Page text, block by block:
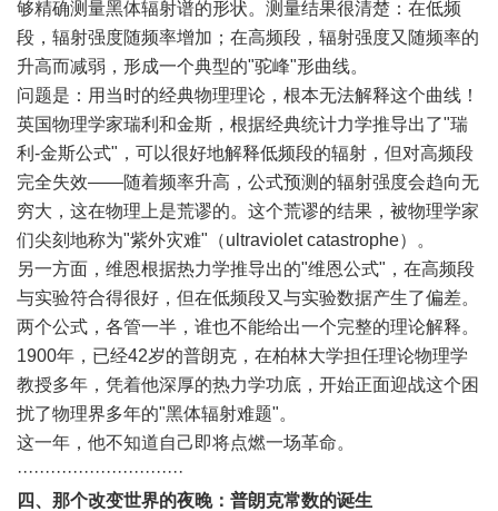
够精确测量黑体辐射谱的形状。测量结果很清楚：在低频
段，辐射强度随频率增加；在高频段，辐射强度又随频率的
升高而减弱，形成一个典型的"驼峰"形曲线。
问题是：用当时的经典物理理论，根本无法解释这个曲线！
英国物理学家瑞利和金斯，根据经典统计力学推导出了"瑞
利-金斯公式"，可以很好地解释低频段的辐射，但对高频段
完全失效——随着频率升高，公式预测的辐射强度会趋向无
穷大，这在物理上是荒谬的。这个荒谬的结果，被物理学家
们尖刻地称为"紫外灾难"（ultraviolet catastrophe）。
另一方面，维恩根据热力学推导出的"维恩公式"，在高频段
与实验符合得很好，但在低频段又与实验数据产生了偏差。
两个公式，各管一半，谁也不能给出一个完整的理论解释。
1900年，已经42岁的普朗克，在柏林大学担任理论物理学
教授多年，凭着他深厚的热力学功底，开始正面迎战这个困
扰了物理界多年的"黑体辐射难题"。
这一年，他不知道自己即将点燃一场革命。
······························
四、那个改变世界的夜晚：普朗克常数的诞生